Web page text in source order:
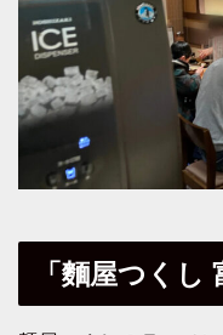
「麵屋つくし